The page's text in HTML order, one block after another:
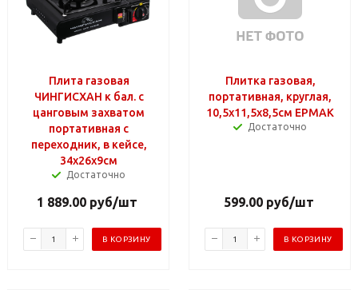
Плита газовая
ЧИНГИСХАН к бал. с
цанговым захватом
портативная с
переходник, в кейсе,
34х26х9см
Достаточно
1 889.00 руб/шт
В КОРЗИНУ
Плитка газовая,
портативная, круглая,
10,5х11,5х8,5см ЕРМАК
Достаточно
599.00руб/шт
В КОРЗИНУ